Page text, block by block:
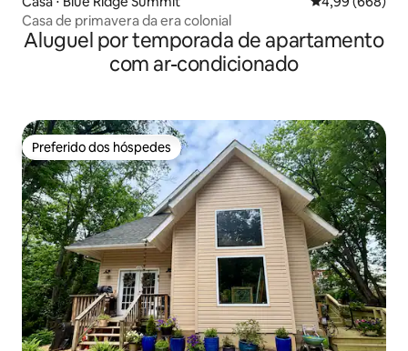
Casa de primavera da era colonial
Aluguel por temporada de apartamento
com ar-condicionado
Preferido dos hóspedes
Preferido dos hóspedes